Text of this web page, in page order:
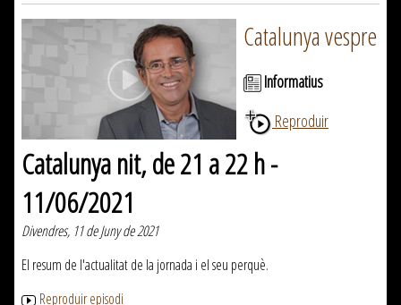
Catalunya vespre
Informatius
Reproduir
Catalunya nit, de 21 a 22 h -
11/06/2021
Divendres, 11 de Juny de 2021
El resum de l'actualitat de la jornada i el seu perquè.
Reproduir episodi